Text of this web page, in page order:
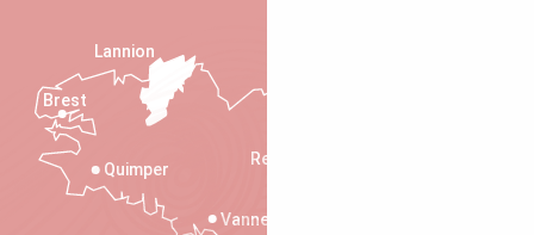
Rennes
Vannes
Quimper
Lannion
Brest